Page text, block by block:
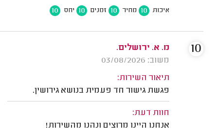
איכות 10 מחיר 10 זמנים 10 יחס 10
מ. א. ירושלים.
משוב: 03/08/2026
תיאור השירות:
פגשת גישור חד פעמית בנושא גירושין.
חוות דעת:
אנחנו היינו מרוצים ונהנו מהשירות!
10